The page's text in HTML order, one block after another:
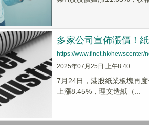
多家公司宣佈漲價！
https://www.finet.hk/
2025年07月25日 上午8:40
7月24日，港股紙業板塊再
上漲8.45%，理文造紙（...